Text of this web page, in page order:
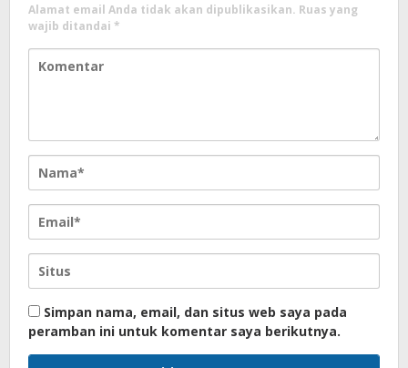
Alamat email Anda tidak akan dipublikasikan. Ruas yang
wajib ditandai *
Simpan nama, email, dan situs web saya pada
peramban ini untuk komentar saya berikutnya.